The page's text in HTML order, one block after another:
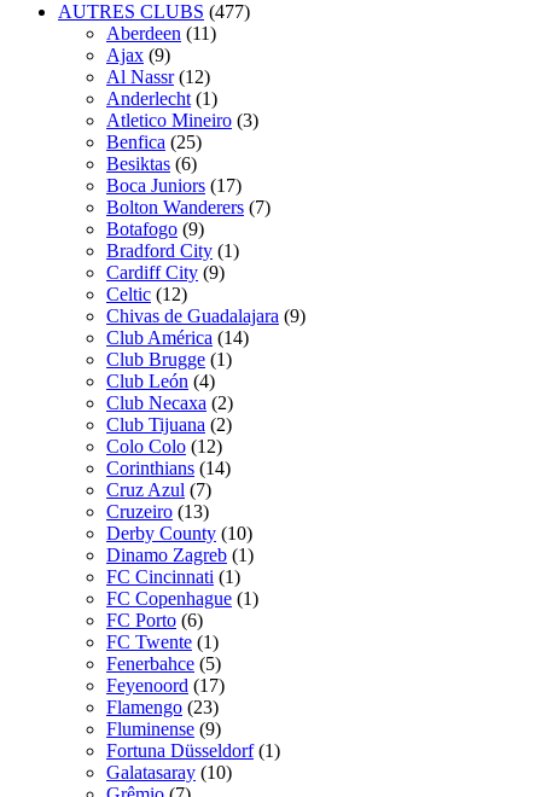
AUTRES CLUBS (477)
Aberdeen (11)
Ajax (9)
Al Nassr (12)
Anderlecht (1)
Atletico Mineiro (3)
Benfica (25)
Besiktas (6)
Boca Juniors (17)
Bolton Wanderers (7)
Botafogo (9)
Bradford City (1)
Cardiff City (9)
Celtic (12)
Chivas de Guadalajara (9)
Club América (14)
Club Brugge (1)
Club León (4)
Club Necaxa (2)
Club Tijuana (2)
Colo Colo (12)
Corinthians (14)
Cruz Azul (7)
Cruzeiro (13)
Derby County (10)
Dinamo Zagreb (1)
FC Cincinnati (1)
FC Copenhague (1)
FC Porto (6)
FC Twente (1)
Fenerbahce (5)
Feyenoord (17)
Flamengo (23)
Fluminense (9)
Fortuna Düsseldorf (1)
Galatasaray (10)